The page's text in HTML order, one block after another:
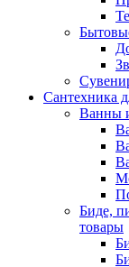
Сантехника
Ванны
Биде,
товары